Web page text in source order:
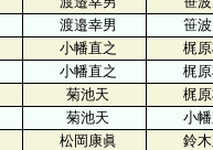
渡邉幸男
笹
小幡直之
梶
小幡直之
梶
菊池天
梶
菊池天
小
松岡康眞
鈴